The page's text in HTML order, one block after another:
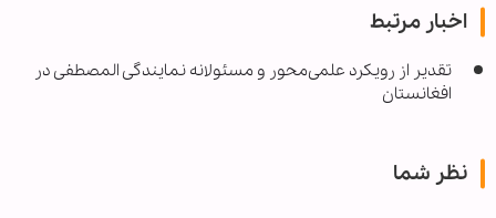
اخبار مرتبط
تقدیر از رویکرد علمی‌محور و مسئولانه نمایندگی المصطفی در
افغانستان
نظر شما